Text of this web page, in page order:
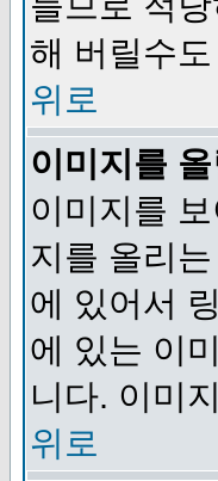
해 버릴수
위로
이미지를
이미지를
지를 올리
에 있어서
에 있는 이
니다. 이미
위로